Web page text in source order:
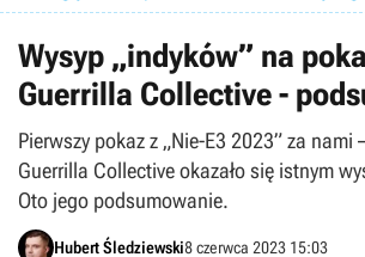
Wysyp „indyków” na
Guerrilla Collective -
Pierwszy pokaz z „Nie-E3 2023” za nami
Guerrilla Collective okazało się istnym
Oto jego podsumowanie.
Hubert Śledziewski8 czerwca 2023 15:03